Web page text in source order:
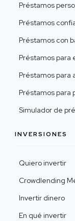
Préstamos
Préstamos
Préstamos con
Préstamos
Préstamos para
Préstamos para
Simulador de
INVERSIONES
Quiero invertir
Crowdlending
Invertir dinero
En qué invertir